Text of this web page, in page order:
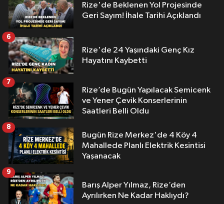
Rize'de Beklenen Yol Projesinde
Geri Sayım! İhale Tarihi Açıklandı
Rize'de 24 Yaşındaki Genç Kız
Hayatını Kaybetti
6
Rize’de Bugün Yapılacak Semicenk
ve Yener Çevik Konserlerinin
Saatleri Belli Oldu
7
Bugün Rize Merkez'de 4 Köy 4
Mahallede Planlı Elektrik Kesintisi
Yaşanacak
8
Barış Alper Yılmaz, Rize’den
Ayrılırken Ne Kadar Haklıydı?
9